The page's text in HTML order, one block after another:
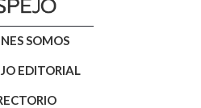
SOMOS
EDITORIAL